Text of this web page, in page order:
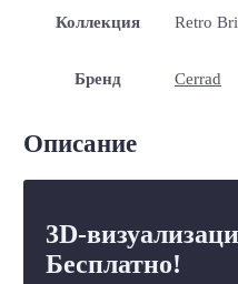
Коллекция Retro
Бренд Cerrad
Описание
3D-
Бесплатно!